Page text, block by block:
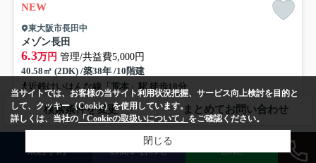
NEW
東大阪市長田中
メゾン長田
6.3万円 管理/共益費5,000円
40.58㎡ (2DK) /築38年 /10階建
近鉄けいはんな線「荒本」駅 徒歩18分
エレベーター 公共下水
新着情報：メゾン長田の空室情報ならコチラ。収納はクロゼット・押入
など豊富なので、広々と空間を利用することも可能です。独立...もっと
検索条件を変更 まとめてお問い合わせ
来店予約 お問い合わせ LINE
当サイトでは、お客様の当サイト利用状況把握、サービス向上検討を目的と
して、クッキー（Cookie）を使用しています。
詳しくは、当社の 「Cookieの取扱いについて」 をご確認ください。
閉じる